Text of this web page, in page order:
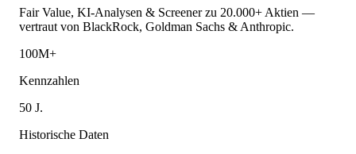
Fair Value, KI-Analysen & Screener zu 20.000+ Aktien —
vertraut von BlackRock, Goldman Sachs & Anthropic.
100M+
Kennzahlen
50 J.
Historische Daten